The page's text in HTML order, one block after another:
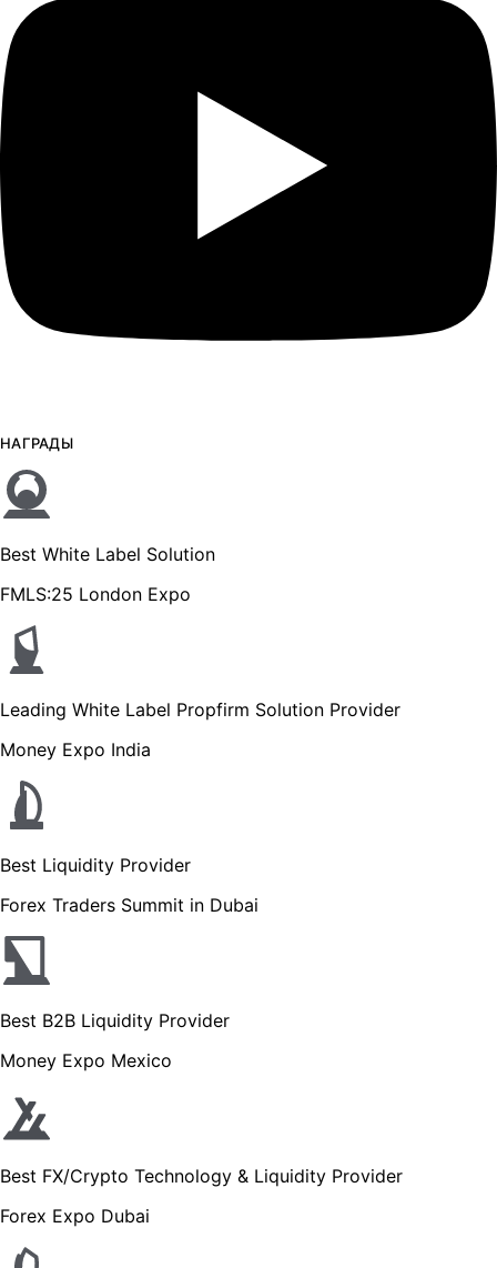
НАГРАДЫ
Best White Label Solution
FMLS:25 London Expo
Leading White Label Propfirm Solution Provider
Money Expo India
Best Liquidity Provider
Forex Traders Summit in Dubai
Best B2B Liquidity Provider
Money Expo Mexico
Best FX/Crypto Technology & Liquidity Provider
Forex Expo Dubai